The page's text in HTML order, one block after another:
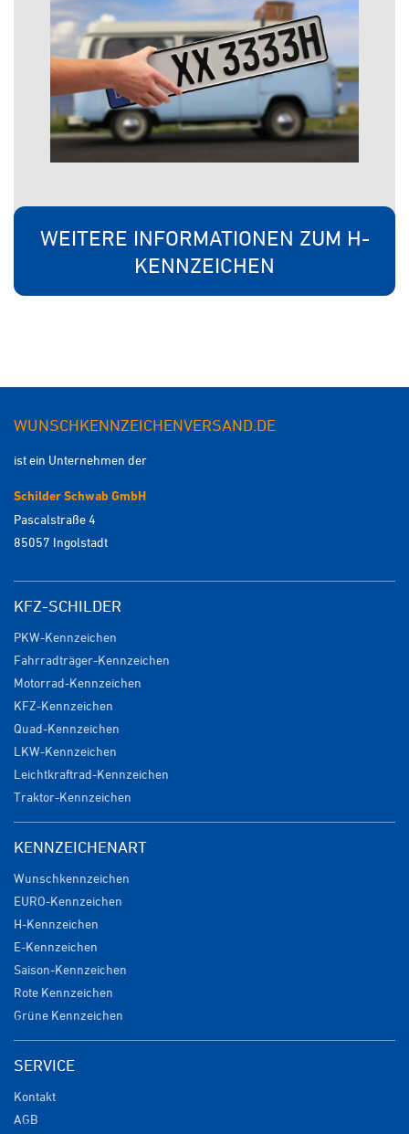
WEITERE INFORMATIONEN ZUM H-
KENNZEICHEN
WUNSCHKENNZEICHENVERSAND.DE
ist ein Unternehmen der
Schilder Schwab GmbH
Pascalstraße 4
85057 Ingolstadt
KFZ-SCHILDER
PKW-Kennzeichen
Fahrradträger-Kennzeichen
Motorrad-Kennzeichen
KFZ-Kennzeichen
Quad-Kennzeichen
LKW-Kennzeichen
Leichtkraftrad-Kennzeichen
Traktor-Kennzeichen
KENNZEICHENART
Wunschkennzeichen
EURO-Kennzeichen
H-Kennzeichen
E-Kennzeichen
Saison-Kennzeichen
Rote Kennzeichen
Grüne Kennzeichen
SERVICE
Kontakt
AGB